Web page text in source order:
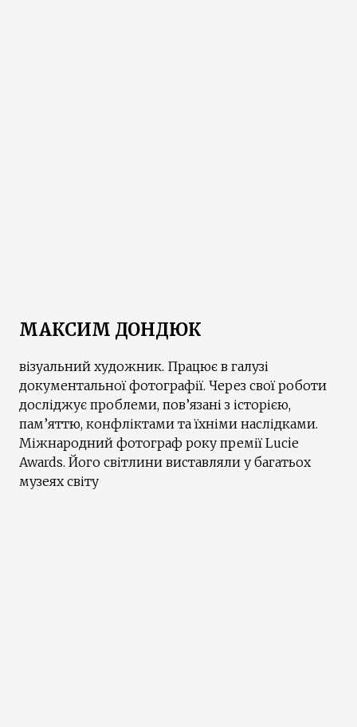
МАКСИМ ДОНДЮК
візуальний художник. Працює в галузі
документальної фотографії. Через свої роботи
досліджує проблеми, пов’язані з історією,
пам’яттю, конфліктами та їхніми наслідками.
Міжнародний фотограф року премії Lucie
Awards. Його світлини виставляли у багатьох
музеях світу